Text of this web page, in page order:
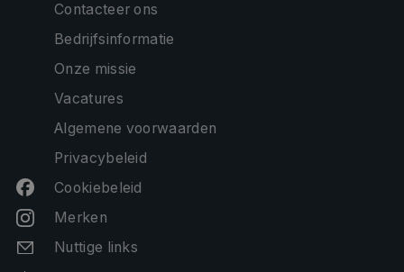
Contacteer ons
Bedrijfsinformatie
Onze missie
Vacatures
Algemene voorwaarden
Privacybeleid
Cookiebeleid
Merken
Nuttige links